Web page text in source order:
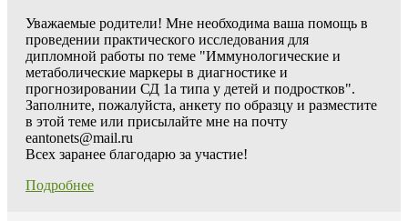
Уважаемые родители! Мне необходима ваша помощь в
проведении практического исследования для
дипломной работы по теме "Иммунологические и
метаболические маркеры в диагностике и
прогнозировании СД 1а типа у детей и подростков".
Заполните, пожалуйста, анкету по образцу и разместите
в этой теме или присылайте мне на почту
eantonets@mail.ru
Всех заранее благодарю за участие!
Подробнее